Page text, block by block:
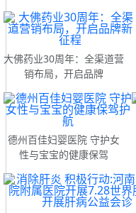
大佛药业30周年：全渠道营
销布局，开启品牌
德州百佳妇婴医院 守护女
性与宝宝的健康保驾